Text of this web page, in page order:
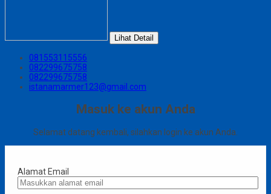
Lihat Detail
081553115556
082299675758
082299675758
istanamarmer123@gmail.com
Masuk ke akun Anda
Selamat datang kembali, silahkan login ke akun Anda.
Alamat Email